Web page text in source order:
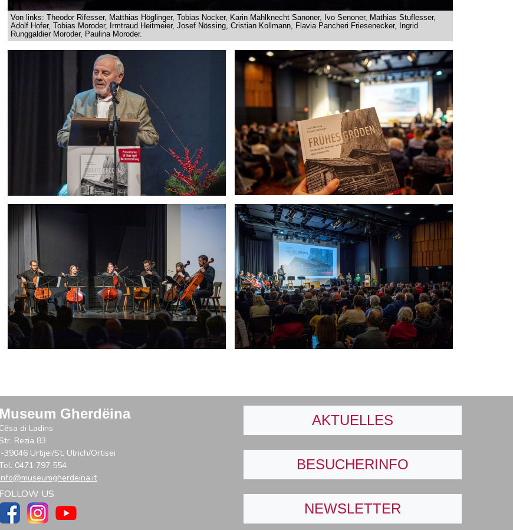
Von links: Theodor Rifesser, Matthias Höglinger, Tobias Nocker, Karin Mahlknecht Sanoner, Ivo Senoner, Mathias Stuflesser,
Adolf Hofer, Tobias Moroder, Irmtraud Heitmeier, Josef Nössing, Cristian Kollmann, Flavia Pancheri Friesenecker, Ingrid
Runggaldier Moroder, Paulina Moroder.
Museum Gherdëina
Cësa di Ladins
Str. Rezia 83
I-39046 Urtijëi/St. Ulrich/Ortisei
0471 797 554
info@museumgherdeina.it
FOLLOW US
AKTUELLES
BESUCHERINFO
NEWSLETTER